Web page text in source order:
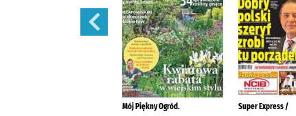
Mój Piękny Ogród. Super Express /